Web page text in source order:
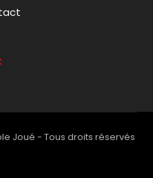
Joué - Tous droits réservés